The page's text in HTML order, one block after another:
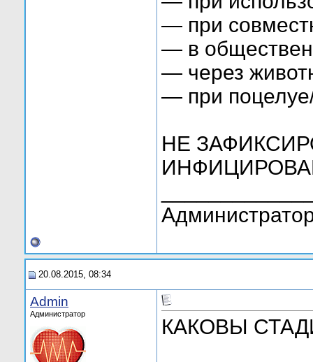
— при
— в
— через
— при
НЕ
20.08.2015, 08:34
Admin
Администратор
КАКОВЫ